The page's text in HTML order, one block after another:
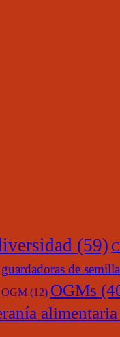
(59)
guardadoras de
OGM (12) OGMs
alimentaria